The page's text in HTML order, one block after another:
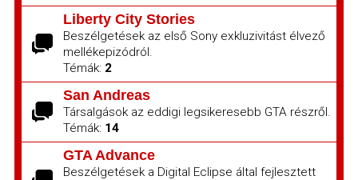
Liberty City Stories
Beszélgetések az első Sony exkluzivitást élvező
mellékepizódról.
Témák: 2
San Andreas
Társalgások az eddigi legsikeresebb GTA részről.
Témák: 14
GTA Advance
Beszélgetések a Digital Eclipse által fejlesztett